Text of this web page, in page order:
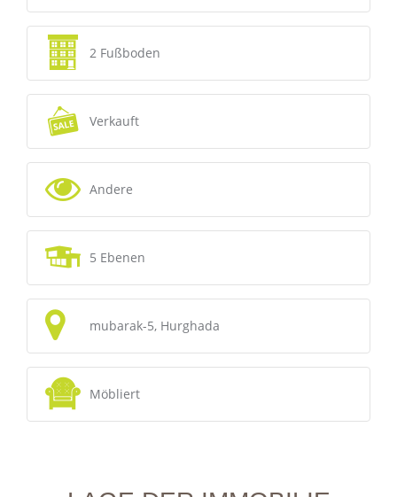
2 Fußboden
Verkauft
Andere
5 Ebenen
mubarak-5, Hurghada
Möbliert